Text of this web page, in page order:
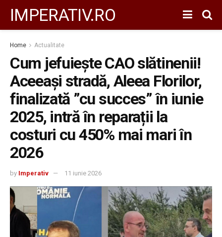
IMPERATIV.RO
Home Actualitate
Cum jefuiește CAO slătinenii!
Aceeași stradă, Aleea Florilor,
finalizată ”cu succes” în iunie
2025, intră în reparații la
costuri cu 450% mai mari în
2026
by Imperativ 11 iunie 2026